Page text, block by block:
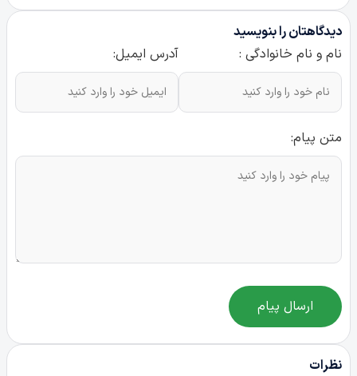
دیدگاهتان را بنویسید
نام و نام خانوادگی :
آدرس ایمیل:
متن پیام:
ارسال پیام
نظرات